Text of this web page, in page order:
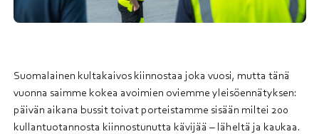
Suomalainen kultakaivos kiinnostaa joka vuosi, mutta tänä
vuonna saimme kokea avoimien oviemme yleisöennätyksen:
päivän aikana bussit toivat porteistamme sisään miltei 200
kullantuotannosta kiinnostunutta kävijää – läheltä ja kaukaa.